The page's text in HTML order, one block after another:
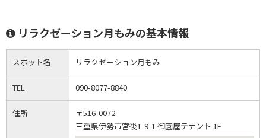
リラクゼーション月もみの基本情報
スポット名 リラクゼーション月もみ
TEL 090-8077-8840
住所
〒516-0072
三重県伊勢市宮後1-9-1 御園屋テナント 1F